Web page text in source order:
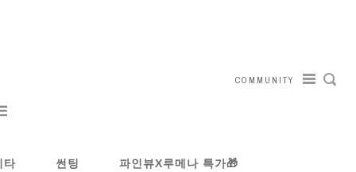
COMMUNITY
타 썬팅 파인뷰X루메나 특가🎁